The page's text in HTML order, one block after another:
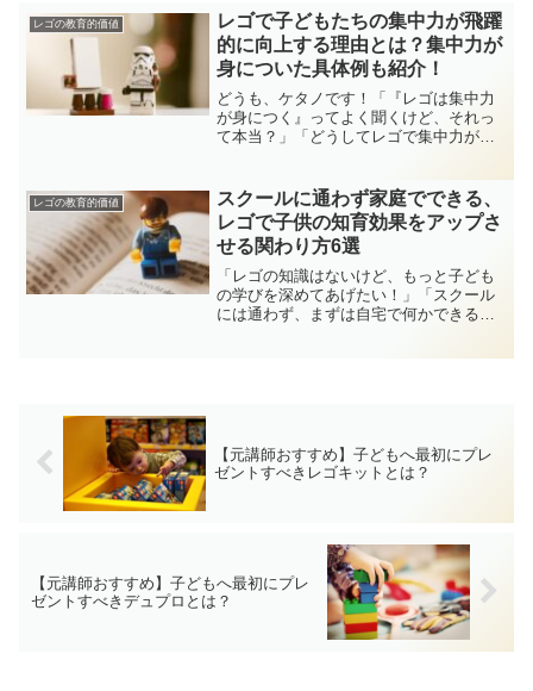
レゴの教育的価値
レゴで子どもたちの集中力が飛躍
的に向上する理由とは？集中力が
身についた具体例も紹介！
どうも、ケタノです！「『レゴは集中力
が身につく』ってよく聞くけど、それっ
て本当？」「どうしてレゴで集中力が身
ボットプログラミング教室の先生を5年以
上勤めておりました。3...
レゴの教育的価値
スクールに通わず家庭でできる、
レゴで子供の知育効果をアップさ
せる関わり方6選
「レゴの知識はないけど、もっと子ども
の学びを深めてあげたい！」「スクール
には通わず、まずは自宅で何かできるこ
【元講師おすすめ】子どもへ最初にプレ
ゼントすべきレゴキットとは？
【元講師おすすめ】子どもへ最初にプレ
ゼントすべきデュプロとは？